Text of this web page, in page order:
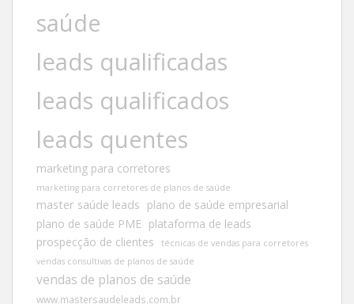
saúde
leads qualificadas
leads qualificados
leads quentes
marketing para corretores
marketing para corretores de planos de saúde
master saúde leads plano de saúde empresarial
plano de saúde PME plataforma de leads
prospecção de clientes
técnicas de vendas para corretores
vendas consultivas de planos de saúde
vendas de planos de saúde
www.mastersaudeleads.com.br